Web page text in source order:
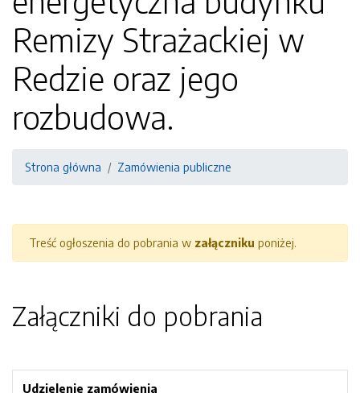
Remizy Strażackiej w
Redzie oraz jego
rozbudowa.
Strona główna Zamówienia publiczne
Treść ogłoszenia do pobrania w załączniku poniżej.
Załączniki do pobrania
Udzielenie zamówienia